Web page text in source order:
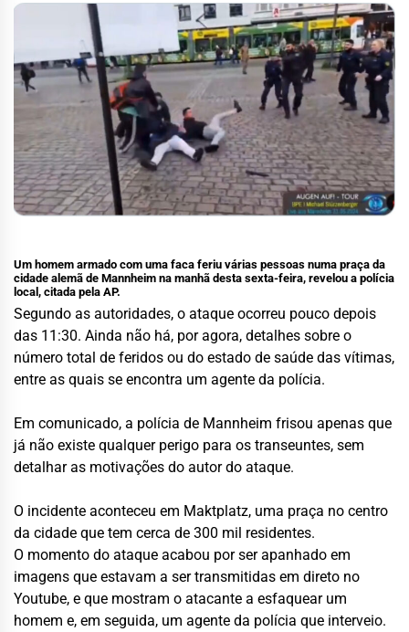
Um homem armado com uma faca feriu várias pessoas numa praça da
cidade alemã de Mannheim na manhã desta sexta-feira, revelou a polícia
local, citada pela AP.
Segundo as autoridades, o ataque ocorreu pouco depois
das 11:30. Ainda não há, por agora, detalhes sobre o
número total de feridos ou do estado de saúde das vítimas,
entre as quais se encontra um agente da polícia.
Em comunicado, a polícia de Mannheim frisou apenas que
já não existe qualquer perigo para os transeuntes, sem
detalhar as motivações do autor do ataque.
O incidente aconteceu em Maktplatz, uma praça no centro
da cidade que tem cerca de 300 mil residentes.
O momento do ataque acabou por ser apanhado em
imagens que estavam a ser transmitidas em direto no
Youtube, e que mostram o atacante a esfaquear um
homem e, em seguida, um agente da polícia que interveio.